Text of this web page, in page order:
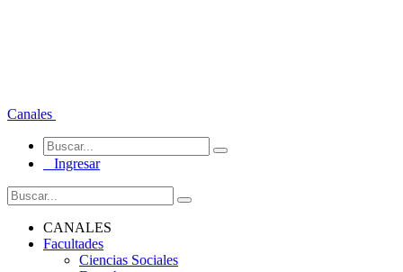
Canales
Ingresar
CANALES
Facultades
Ciencias Sociales